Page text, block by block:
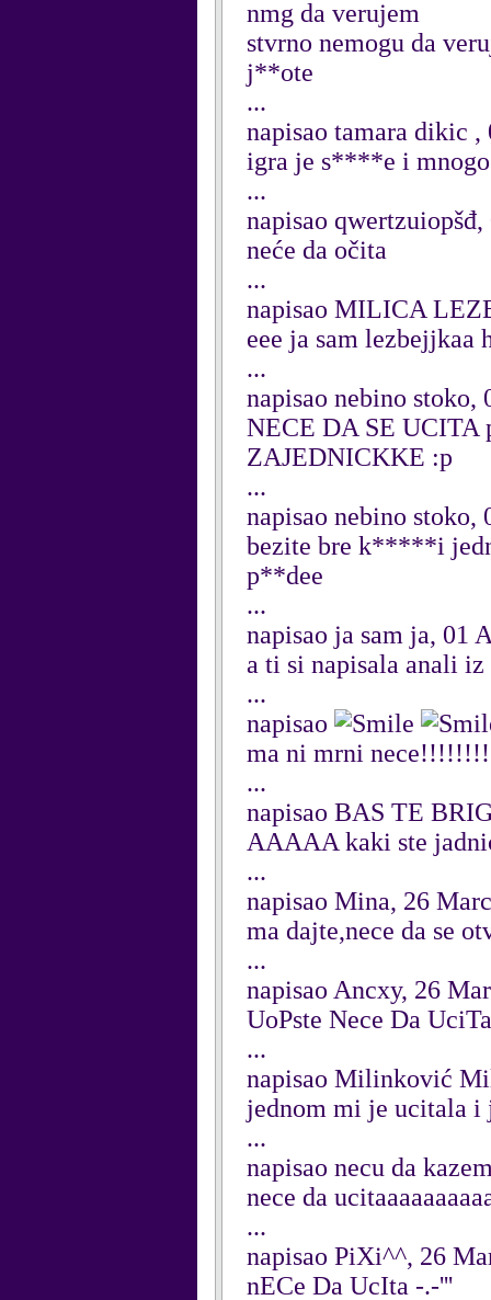
nmg da verujem
stvrno nemogu da
j**ote
...
napisao tamara dikic
igra je s****e i
...
napisao
neće da očita
...
napisao MILICA
eee ja sam
...
napisao nebino stoko,
NECE DA SE
ZAJEDNICKKE :p
...
napisao nebino stoko,
bezite bre k*****i
p**dee
...
napisao ja sam ja, 01
a ti si napisala anali
...
napisao
ma ni mrni
...
napisao BAS TE
AAAAA kaki ste
...
napisao Mina, 26
ma dajte,nece da se
...
napisao Ancxy, 26
UoPste Nece Da
...
napisao Milinković
jednom mi je ucitala i
...
napisao necu da
nece da
...
napisao PiXi^^, 26
nECe Da UcIta -.-'''